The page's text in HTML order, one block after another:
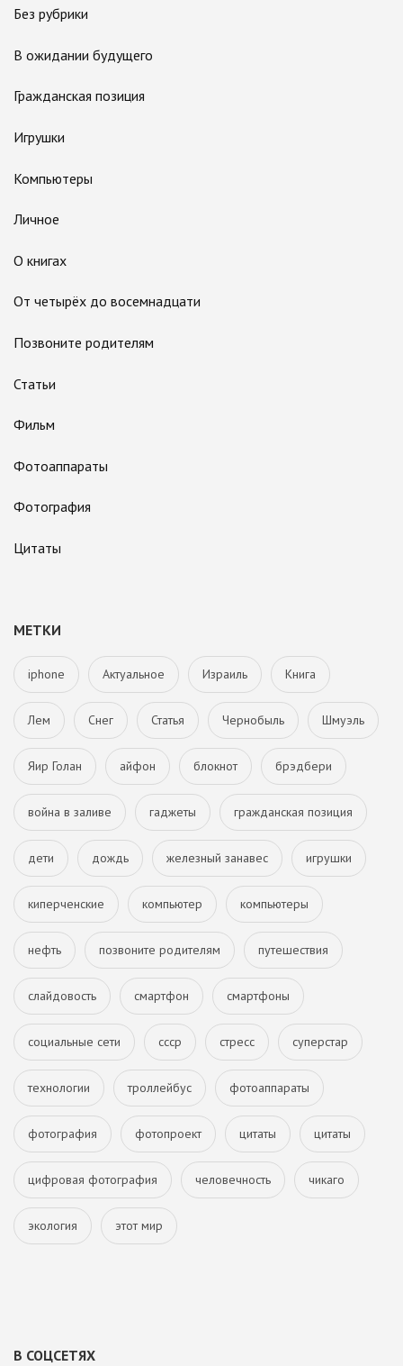
Без рубрики
В ожидании будущего
Гражданская позиция
Игрушки
Компьютеры
Личное
О книгах
От четырёх до восемнадцати
Позвоните родителям
Статьи
Фильм
Фотоаппараты
Фотография
Цитаты
МЕТКИ
iphone Актуальное Израиль Книга
Лем Снег Статья Чернобыль Шмуэль
Яир Голан айфон блокнот брэдбери
война в заливе гаджеты гражданская позиция
дети дождь железный занавес игрушки
киперченские компьютер компьютеры
нефть позвоните родителям путешествия
слайдовость смартфон смартфоны
социальные сети ссср стресс суперстар
технологии троллейбус фотоаппараты
фотография фотопроект цитаты цитаты
цифровая фотография человечность чикаго
экология этот мир
В СОЦСЕТЯХ